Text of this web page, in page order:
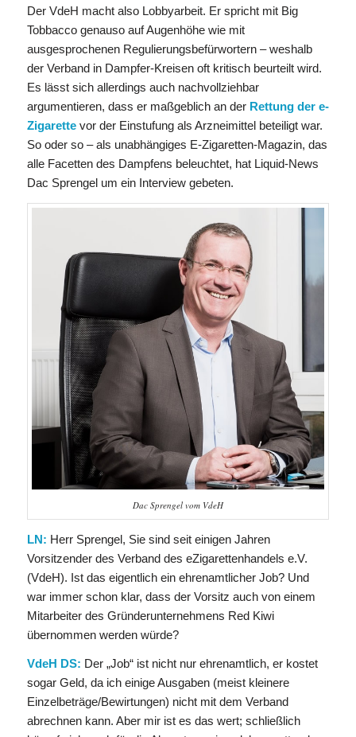
Der VdeH macht also Lobbyarbeit. Er spricht mit Big
Tobbacco genauso auf Augenhöhe wie mit
ausgesprochenen Regulierungsbefürwortern – weshalb
der Verband in Dampfer-Kreisen oft kritisch beurteilt wird.
Es lässt sich allerdings auch nachvollziehbar
argumentieren, dass er maßgeblich an der Rettung der e-
Zigarettevor der Einstufung als Arzneimittel beteiligt war.
So oder so – als unabhängiges E-Zigaretten-Magazin, das
alle Facetten des Dampfens beleuchtet, hat Liquid-News
Dac Sprengel um ein Interview gebeten.
Dac Sprengel vom VdeH
LN: Herr Sprengel, Sie sind seit einigen Jahren
Vorsitzender des Verband des eZigarettenhandels e.V.
(VdeH). Ist das eigentlich ein ehrenamtlicher Job? Und
war immer schon klar, dass der Vorsitz auch von einem
Mitarbeiter des Gründerunternehmens Red Kiwi
übernommen werden würde?
VdeH DS: Der „Job“ ist nicht nur ehrenamtlich, er kostet
sogar Geld, da ich einige Ausgaben (meist kleinere
Einzelbeträge/Bewirtungen) nicht mit dem Verband
abrechnen kann. Aber mir ist es das wert; schließlich